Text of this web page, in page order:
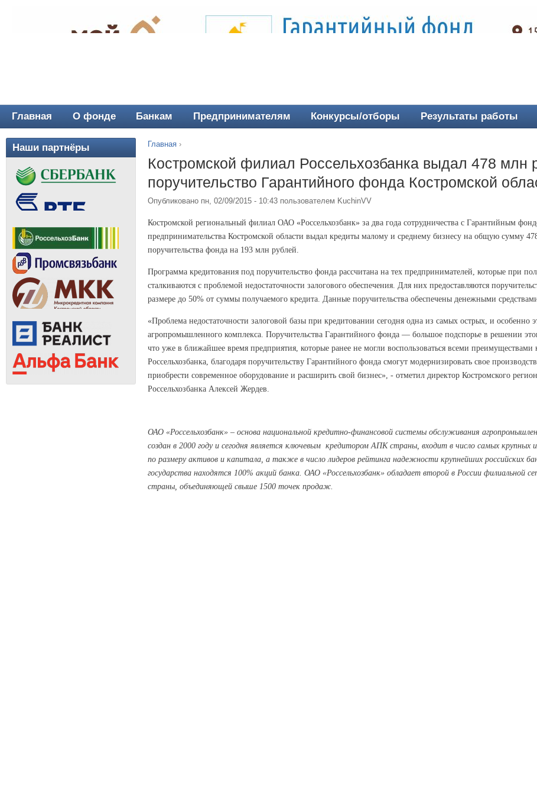
Главная ›
Костромской филиал Россельхозбанка выдал 478 млн
поручительство Гарантийного фонда Костромской
Опубликовано пн, 02/09/2015 - 10:43 пользователем KuchinVV
Костромской региональный филиал ОАО «Россельхозбанк» за два года сотрудничества с Гарантийным
предпринимательства Костромской области выдал кредиты малому и среднему бизнесу на общую сумму
поручительства фонда на 193 млн рублей.
Программа кредитования под поручительство фонда рассчитана на тех предпринимателей, которые при
сталкиваются с проблемой недостаточности залогового обеспечения. Для них предоставляются
размере до 50% от суммы получаемого кредита. Данные поручительства обеспечены денежными
«Проблема недостаточности залоговой базы при кредитовании сегодня одна из самых острых, и особенно
агропромышленного комплекса. Поручительства Гарантийного фонда — большое подспорье в решении
что уже в ближайшее время предприятия, которые ранее не могли воспользоваться всеми
Россельхозбанка, благодаря поручительству Гарантийного фонда смогут модернизировать свое
приобрести современное оборудование и расширить свой бизнес», - отметил директор Костромского
Россельхозбанка Алексей Жердев.
ОАО «Россельхозбанк» – основа национальной кредитно-финансовой системы обслуживания
создан в 2000 году и сегодня является ключевым кредитором АПК страны, входит в число самых крупных
по размеру активов и капитала, а также в число лидеров рейтинга надежности крупнейших российских
государства находятся 100% акций банка. ОАО «Россельхозбанк» обладает второй в России филиальной
страны, объединяющей свыше 1500 точек продаж.
Главное меню
Главная О фонде Банкам Предпринимателям Конкурсы/отборы Результаты работы
Наши партнёры